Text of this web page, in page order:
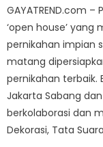
GAYATREND.com
‘open house’
pernikahan impian
matang
pernikahan terbaik.
Jakarta Sabang
berkolaborasi dan
Dekorasi, Tata